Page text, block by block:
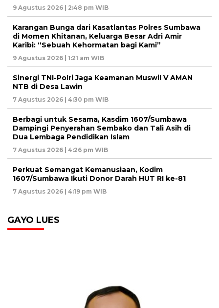
9 Agustus 2026 | 2:48 pm WIB
Karangan Bunga dari Kasatlantas Polres Sumbawa
di Momen Khitanan, Keluarga Besar Adri Amir
Karibi: “Sebuah Kehormatan bagi Kami”
9 Agustus 2026 | 1:21 am WIB
‎Sinergi TNI-Polri Jaga Keamanan Muswil V AMAN
NTB di Desa Lawin
7 Agustus 2026 | 4:30 pm WIB
Berbagi untuk Sesama, Kasdim 1607/Sumbawa
Dampingi Penyerahan Sembako dan Tali Asih di
Dua Lembaga Pendidikan Islam
7 Agustus 2026 | 4:26 pm WIB
Perkuat Semangat Kemanusiaan, Kodim
1607/Sumbawa Ikuti Donor Darah HUT RI ke-81
7 Agustus 2026 | 4:19 pm WIB
GAYO LUES